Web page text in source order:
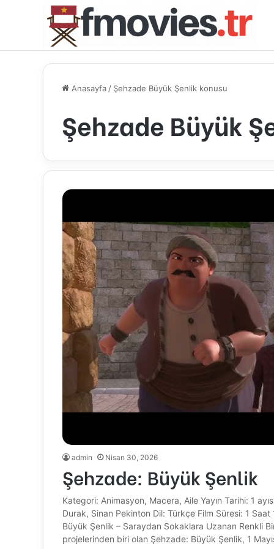
Anasayfa / Şehzade Büyük Şenlik konusu
Şehzade Büyük
admin Nisan 30, 2026
Şehzade: Büyük Şenlik
Kategori: Animasyon, Macera, Aile Yayın Tarihi: 1
Durak, Sinan Pekinton Dil: Türkçe Film Süresi: 1
Büyük Şenlik – Saraydan Sokaklara Uzanan Renkli
projelerinden biri olan Şehzade: Büyük Şenlik, 1